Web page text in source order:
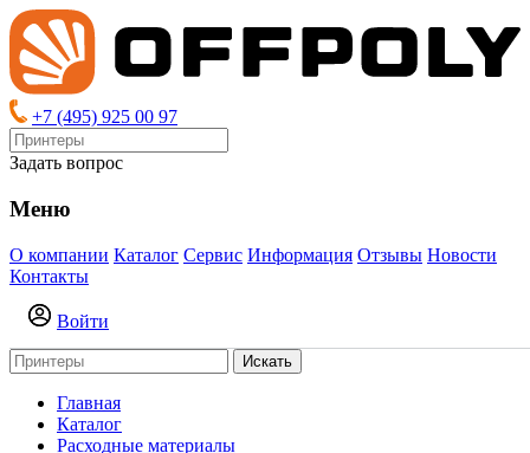
+7 (495) 925 00 97
Задать вопрос
Меню
О компании Каталог Сервис Информация Отзывы Новости
Контакты
Войти
Искать
Главная
Каталог
Расходные материалы